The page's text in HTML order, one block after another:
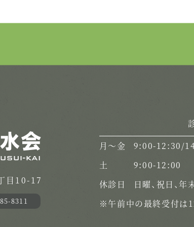
目10-17
8311
月〜金
9:00-12:30/
土
9:00-12:00
休診日
日曜、祝日、年
※午前中の最終受付は